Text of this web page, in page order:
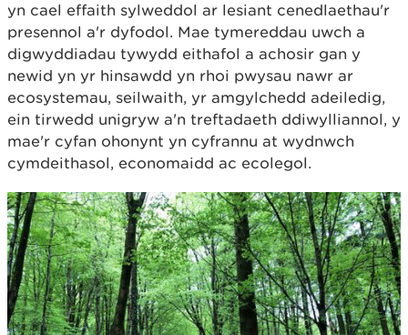
yn cael effaith sylweddol ar lesiant cenedlaethau'r
presennol a'r dyfodol. Mae tymereddau uwch a
digwyddiadau tywydd eithafol a achosir gan y
newid yn yr hinsawdd yn rhoi pwysau nawr ar
ecosystemau, seilwaith, yr amgylchedd adeiledig,
ein tirwedd unigryw a'n treftadaeth ddiwylliannol, y
mae'r cyfan ohonynt yn cyfrannu at wydnwch
cymdeithasol, economaidd ac ecolegol.